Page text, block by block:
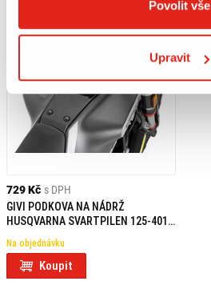
Povolit vše
Upravit
729 Kč s DPH
GIVI PODKOVA NA NÁDRŽ
HUSQVARNA SVARTPILEN 125-401
Na objednávku
Koupit